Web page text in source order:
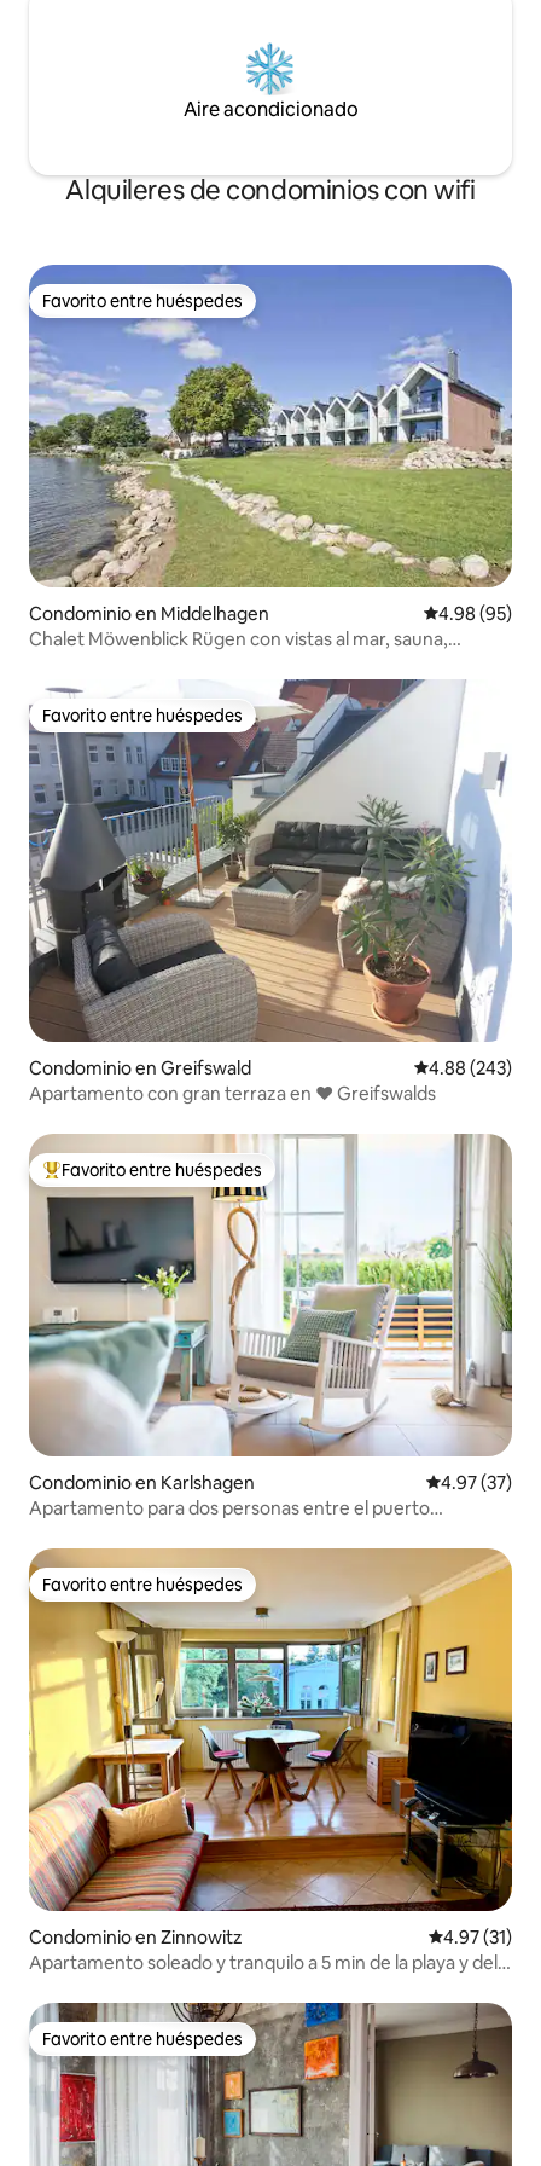
Aire acondicionado
Alquileres de condominios con wifi
Favorito entre huéspedes
Favorito entre huéspedes
Condominio en Middelhagen Calificación
4.98 (95)
Chalet Möwenblick Rügen con vistas al mar, sauna,
Favorito entre huéspedes
Favorito entre huéspedes
Condominio en Greifswald Calificación
4.88 (243)
Apartamento con gran terraza en ❤ Greifswalds
De los mejores en Favorito entre huéspedes
Favorito entre huéspedes
Condominio en Karlshagen Calificación
4.97 (37)
Apartamento para dos personas entre el puerto
Favorito entre huéspedes
Favorito entre huéspedes
Condominio en Zinnowitz Calificación
4.97 (31)
Apartamento soleado y tranquilo a 5 min de la playa y del
Favorito entre huéspedes
Favorito entre huéspedes